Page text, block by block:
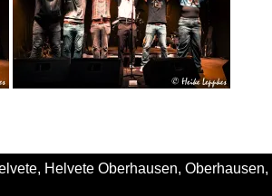
, Helvete Oberhausen, Oberhausen,